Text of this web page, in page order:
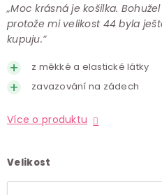
„Moc krásná je košilka.
protože mi velikost 44 byla
kupuju.”
z měkké a elastické látky
zavazování na zádech
Více o produktu
Velikost